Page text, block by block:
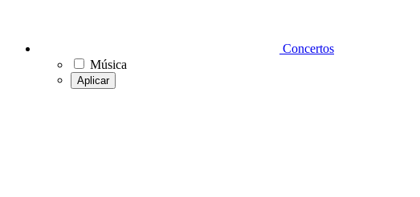
Concertos
Música
Aplicar